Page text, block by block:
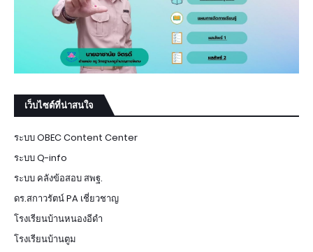
เว็บไซต์ที่น่าสนใจ
ระบบ OBEC Content Center
ระบบ Q-info
ระบบ คลังข้อสอบ สพฐ.
ดร.สกาวรัตน์ PA เชี่ยวชาญ
โรงเรียนบ้านหนองอีดำ
โรงเรียนบ้านตูม